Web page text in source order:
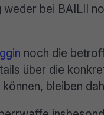
bei BAILII
noch die
über die
bleiben